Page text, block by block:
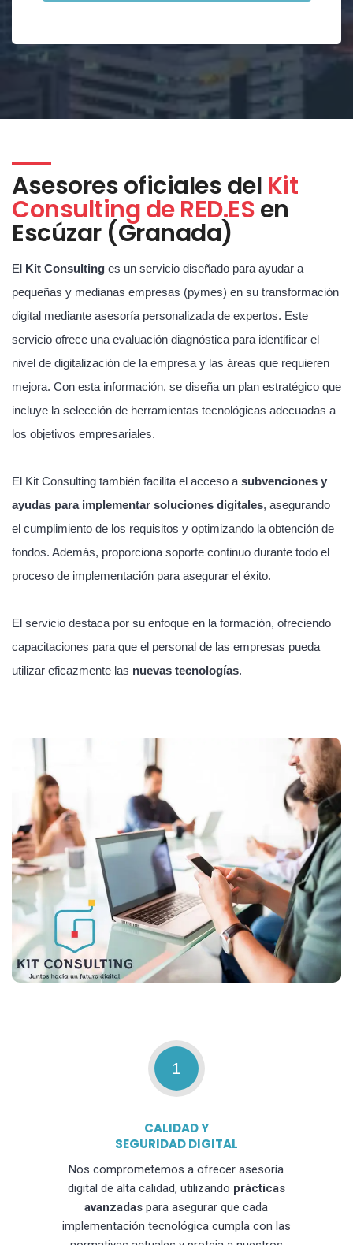
Asesores oficiales del Kit
Consulting de RED.ESen
Escúzar (Granada)
El Kit Consulting es un servicio diseñado para ayudar a
pequeñas y medianas empresas (pymes) en su transformación
digital mediante asesoría personalizada de expertos. Este
servicio ofrece una evaluación diagnóstica para identificar el
nivel de digitalización de la empresa y las áreas que requieren
mejora. Con esta información, se diseña un plan estratégico que
incluye la selección de herramientas tecnológicas adecuadas a
los objetivos empresariales.
El Kit Consulting también facilita el acceso a subvenciones y
ayudas para implementar soluciones digitales, asegurando
el cumplimiento de los requisitos y optimizando la obtención de
fondos. Además, proporciona soporte continuo durante todo el
proceso de implementación para asegurar el éxito.
El servicio destaca por su enfoque en la formación, ofreciendo
capacitaciones para que el personal de las empresas pueda
utilizar eficazmente las nuevas tecnologías.
1
CALIDAD Y
SEGURIDAD DIGITAL
Nos comprometemos a ofrecer asesoría
digital de alta calidad, utilizando prácticas
avanzadas para asegurar que cada
implementación tecnológica cumpla con las